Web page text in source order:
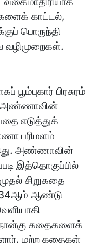
காட்டல்,
பொருந்தி
வழிமுறைகள்.
பூம்புகார் பிரசுரம்
அண்ணாவின்
எடுத்துக்
பரிமளம்
அண்ணாவின்
இத்தொகுப்பில்
சிறுகதை
ஆண்டு
நான்கு கதைகளைக்
மற்ற கதைகள்